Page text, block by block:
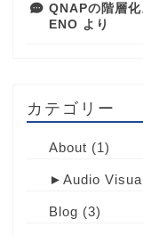
QNAPの階層
ENO より
カテゴリー
About (1)
► Audio
Blog (3)